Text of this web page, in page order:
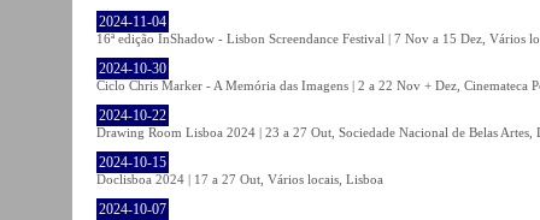
2024-11-04
16ª edição InShadow - Lisbon Screendance Festival | 7 Nov a 15 Dez, Vários
2024-10-30
Ciclo Chris Marker - A Memória das Imagens | 2 a 22 Nov + Dez, Cinemateca
2024-10-22
Drawing Room Lisboa 2024 | 23 a 27 Out, Sociedade Nacional de Belas Artes,
2024-10-15
Doclisboa 2024 | 17 a 27 Out, Vários locais, Lisboa
2024-10-07